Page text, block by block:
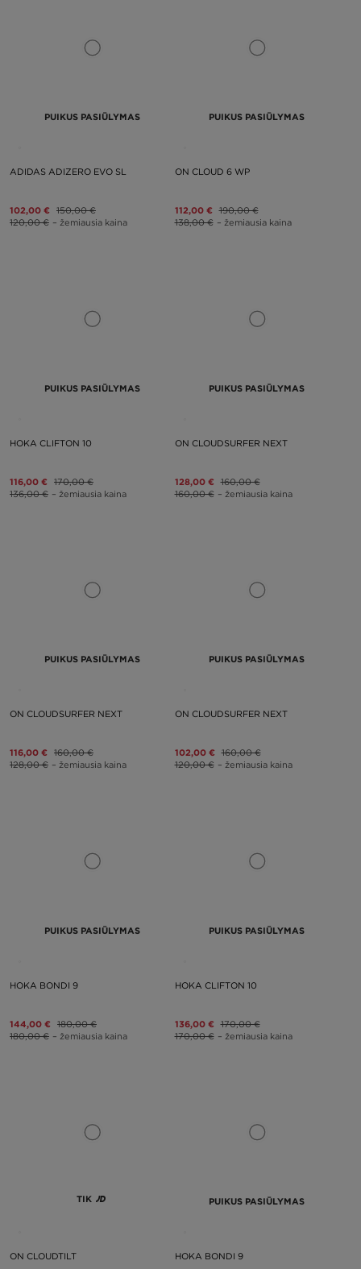
PUIKUS PASIŪLYMAS
ADIDAS ADIZERO EVO SL
102,00 € 150,00 €
120,00 € – žemiausia kaina
PUIKUS PASIŪLYMAS
ON CLOUD 6 WP
112,00 € 190,00 €
138,00 € – žemiausia kaina
PUIKUS PASIŪLYMAS
HOKA CLIFTON 10
116,00 € 170,00 €
136,00 € – žemiausia kaina
PUIKUS PASIŪLYMAS
ON CLOUDSURFER NEXT
128,00 € 160,00 €
160,00 € – žemiausia kaina
PUIKUS PASIŪLYMAS
ON CLOUDSURFER NEXT
116,00 € 160,00 €
128,00 € – žemiausia kaina
PUIKUS PASIŪLYMAS
ON CLOUDSURFER NEXT
102,00 € 160,00 €
120,00 € – žemiausia kaina
PUIKUS PASIŪLYMAS
HOKA BONDI 9
144,00 € 180,00 €
180,00 € – žemiausia kaina
PUIKUS PASIŪLYMAS
HOKA CLIFTON 10
136,00 € 170,00 €
170,00 € – žemiausia kaina
TIK
ON CLOUDTILT
PUIKUS PASIŪLYMAS
HOKA BONDI 9